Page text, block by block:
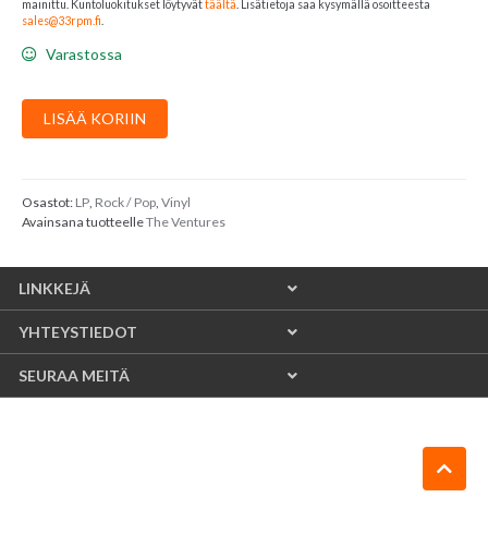
mainittu. Kuntoluokitukset löytyvättäältä . Lisätietoja saa kysymällä osoitteesta
sales@33rpm.fi
Varastossa
The
Ventures
Go!
määrä
LISÄÄ KORIIN
Osastot: LP, Rock / Pop, Vinyl
Avainsana tuotteelleThe Ventures
LINKKEJÄ
YHTEYSTIEDOT
SEURAA MEITÄ